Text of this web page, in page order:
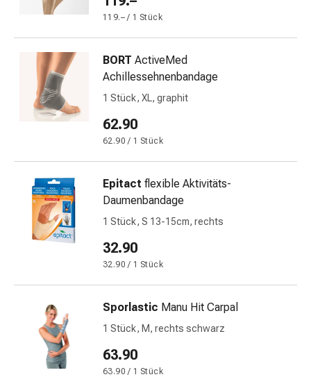
&
Ziehsalbe
Tupfer
Ohren
und
Ohrenpflege
Augentropfen
Augenentzündungen
Augenverbände
Kreislauf
Herztherapie
Kompressions-
Strümpfe
Kreislaufbeschwerden
Rauchstopp
119.– / 1 Stück
BORT ActiveMed
Achillessehnenbandage
1 Stück, XL, graphit
62.90
62.90 / 1 Stück
Epitact flexible Aktivitäts-
Daumenbandage
1 Stück, S 13-15cm, rechts
32.90
32.90 / 1 Stück
Sporlastic Manu Hit Carpal
1 Stück, M, rechts schwarz
63.90
63.90 / 1 Stück